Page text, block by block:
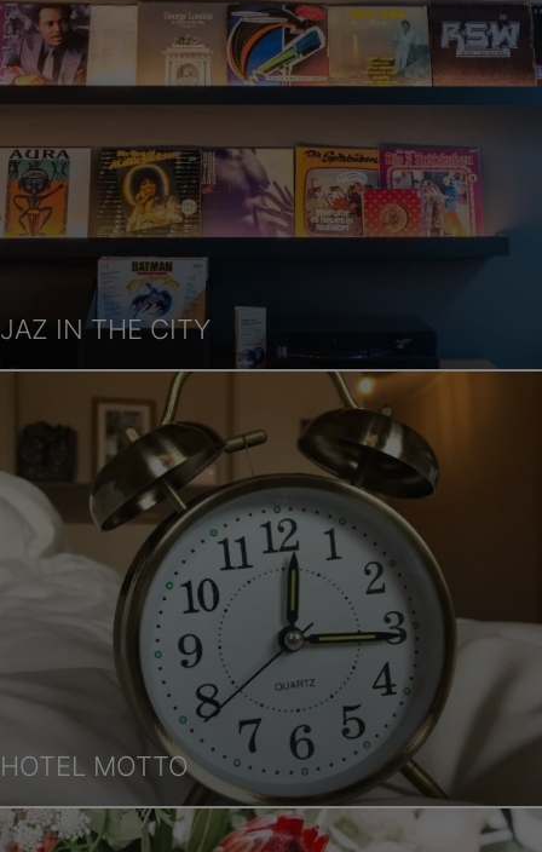
JAZ IN THE CITY
HOTEL MOTTO